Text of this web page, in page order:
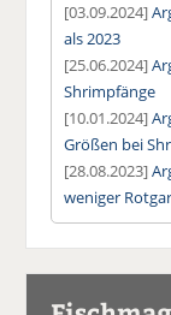
[03.09.2024]
als 2023
[25.06.2024]
Shrimpfänge
[10.01.2024]
Größen bei
[28.08.2023]
weniger